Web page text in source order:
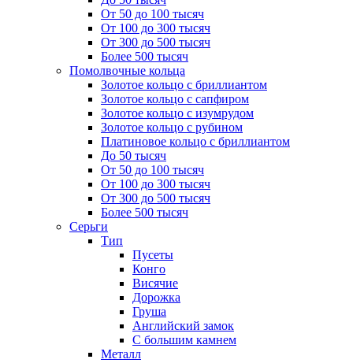
От 50 до 100 тысяч
От 100 до 300 тысяч
От 300 до 500 тысяч
Более 500 тысяч
Помолвочные кольца
Золотое кольцо с бриллиантом
Золотое кольцо с сапфиром
Золотое кольцо с изумрудом
Золотое кольцо с рубином
Платиновое кольцо с бриллиантом
До 50 тысяч
От 50 до 100 тысяч
От 100 до 300 тысяч
От 300 до 500 тысяч
Более 500 тысяч
Серьги
Тип
Пусеты
Конго
Висячие
Дорожка
Груша
Английский замок
С большим камнем
Металл